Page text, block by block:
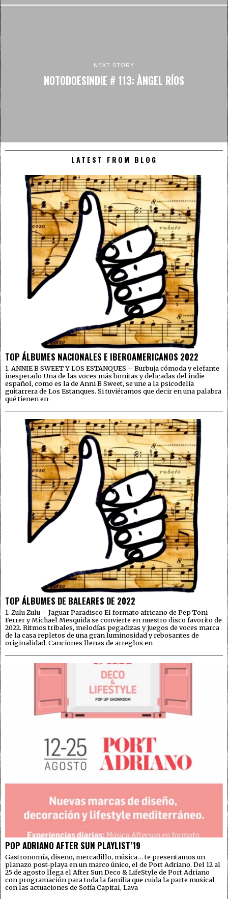
NEXT STORY
NOTODOESINDIE # 113: ÀNGEL RÍOS
LATEST FROM BLOG
TOP ÁLBUMES NACIONALES E IBEROAMERICANOS 2022
1. ANNIE B SWEET Y LOS ESTANQUES – Burbuja cómoda y elefante
inesperado Una de las voces más bonitas y delicadas del indie
español, como es la de Anni B Sweet, se une a la psicodelia
guitarrera de Los Estanques. Si tuviéramos que decir en una palabra
qué tienen en
TOP ÁLBUMES DE BALEARES DE 2022
1. Zulu Zulu – Jaguar Paradisco El formato africano de Pep Toni
Ferrer y Michael Mesquida se convierte en nuestro disco favorito de
2022. Ritmos tribales, melodías pegadizas y juegos de voces marca
de la casa repletos de una gran luminosidad y rebosantes de
originalidad. Canciones llenas de arreglos en
POP ADRIANO AFTER SUN PLAYLIST’19
Gastronomía, diseño, mercadillo, música… te presentamos un
planazo post-playa en un marco único, el de Port Adriano. Del 12 al
25 de agosto llega el After Sun Deco & LifeStyle de Port Adriano
con programación para toda la familia que cuida la parte musical
con las actuaciones de Sofía Capital, Lava